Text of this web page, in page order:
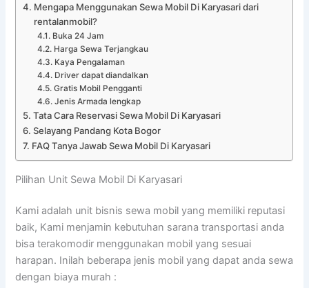
Mengapa Menggunakan Sewa Mobil Di Karyasari dari
rentalanmobil?
Buka 24 Jam
Harga Sewa Terjangkau
Kaya Pengalaman
Driver dapat diandalkan
Gratis Mobil Pengganti
Jenis Armada lengkap
Tata Cara Reservasi Sewa Mobil Di Karyasari
Selayang Pandang Kota Bogor
FAQ Tanya Jawab Sewa Mobil Di Karyasari
Pilihan Unit Sewa Mobil Di Karyasari
Kami adalah unit bisnis sewa mobil yang memiliki reputasi
baik, Kami menjamin kebutuhan sarana transportasi anda
bisa terakomodir menggunakan mobil yang sesuai
harapan. Inilah beberapa jenis mobil yang dapat anda sewa
dengan biaya murah :